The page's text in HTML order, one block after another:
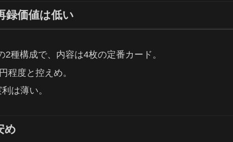
録価値は低い
2種構成で、内容は4枚の定番カード。
程度と控えめ。
は薄い。
め